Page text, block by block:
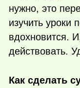
нужно, это
изучить уроки
вдохновится.
действовать.
Как сделать